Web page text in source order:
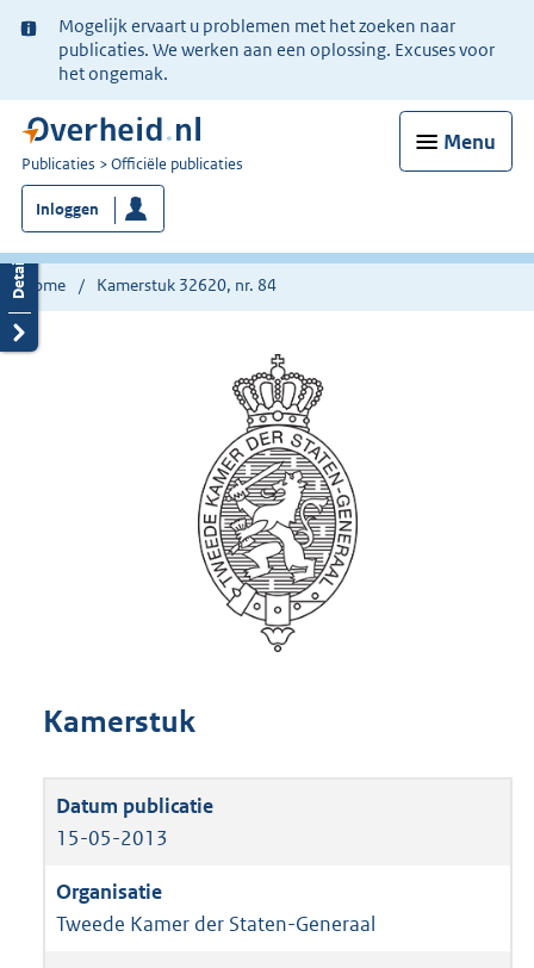
Ter
informatie:
Mogelijk ervaart u problemen met het zoeken naar
publicaties. We werken aan een oplossing. Excuses voor
het ongemak.
Menu
U
bent
nu
hier:
Publicaties Officiële publicaties
Inloggen
Home Kamerstuk 32620, nr. 84
Kamerstuk
15-05-2013
Tweede Kamer der Staten-Generaal